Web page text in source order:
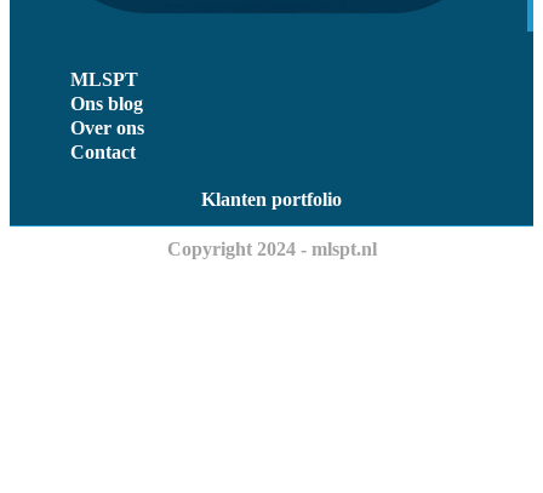
MLSPT
Ons blog
Over ons
Contact
Klanten portfolio
Copyright 2024 - mlspt.nl